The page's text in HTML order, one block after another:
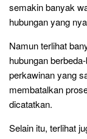
semakin banyak
hubungan yang
Namun terlihat
hubungan
perkawinan yang
membatalkan
dicatatkan.
Selain itu, terlihat